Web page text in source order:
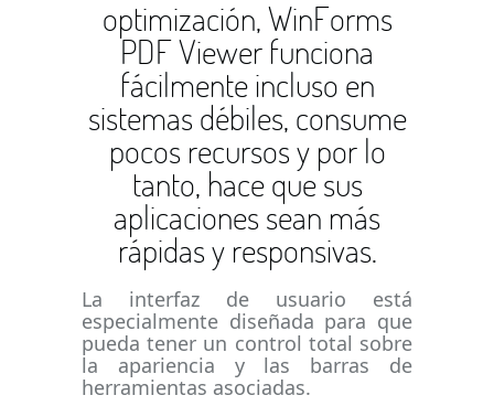
optimización, WinForms
PDF Viewer funciona
fácilmente incluso en
sistemas débiles, consume
pocos recursos y por lo
tanto, hace que sus
aplicaciones sean más
rápidas y responsivas.
La interfaz de usuario está
especialmente diseñada para que
pueda tener un control total sobre
la apariencia y las barras de
herramientas asociadas.